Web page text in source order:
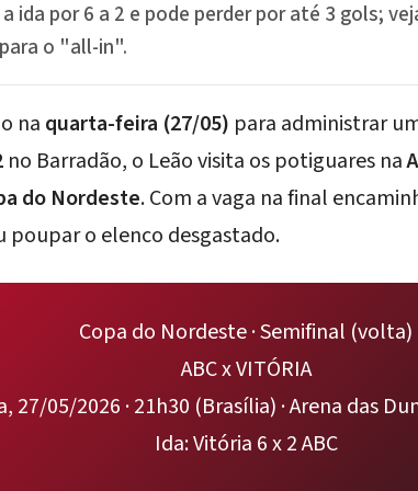
ida por 6 a 2 e pode perder por até 3 gols;
o "all-in".
na quarta-feira (27/05) para administrar
no Barradão, o Leão visita os potiguares na
do Nordeste. Com a vaga na final
poupar o elenco desgastado.
Copa do Nordeste · Semifinal (volta)
ABC x VITÓRIA
27/05/2026 · 21h30 (Brasília) · Arena das
Ida: Vitória 6 x 2 ABC